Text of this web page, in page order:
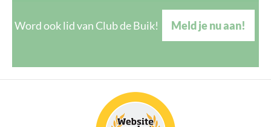
Word ook lid van Club de Buik! Meld je nu aan!